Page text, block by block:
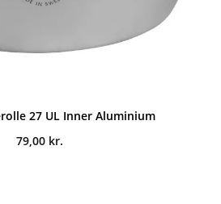
27 UL Inner Aluminium
79,00 kr.